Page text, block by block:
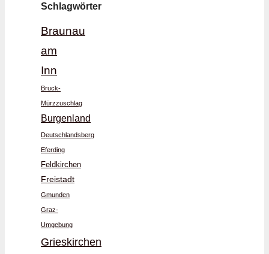
Schlagwörter
Braunau
am
Inn
Bruck-
Mürzzuschlag
Burgenland
Deutschlandsberg
Eferding
Feldkirchen
Freistadt
Gmunden
Graz-
Umgebung
Grieskirchen